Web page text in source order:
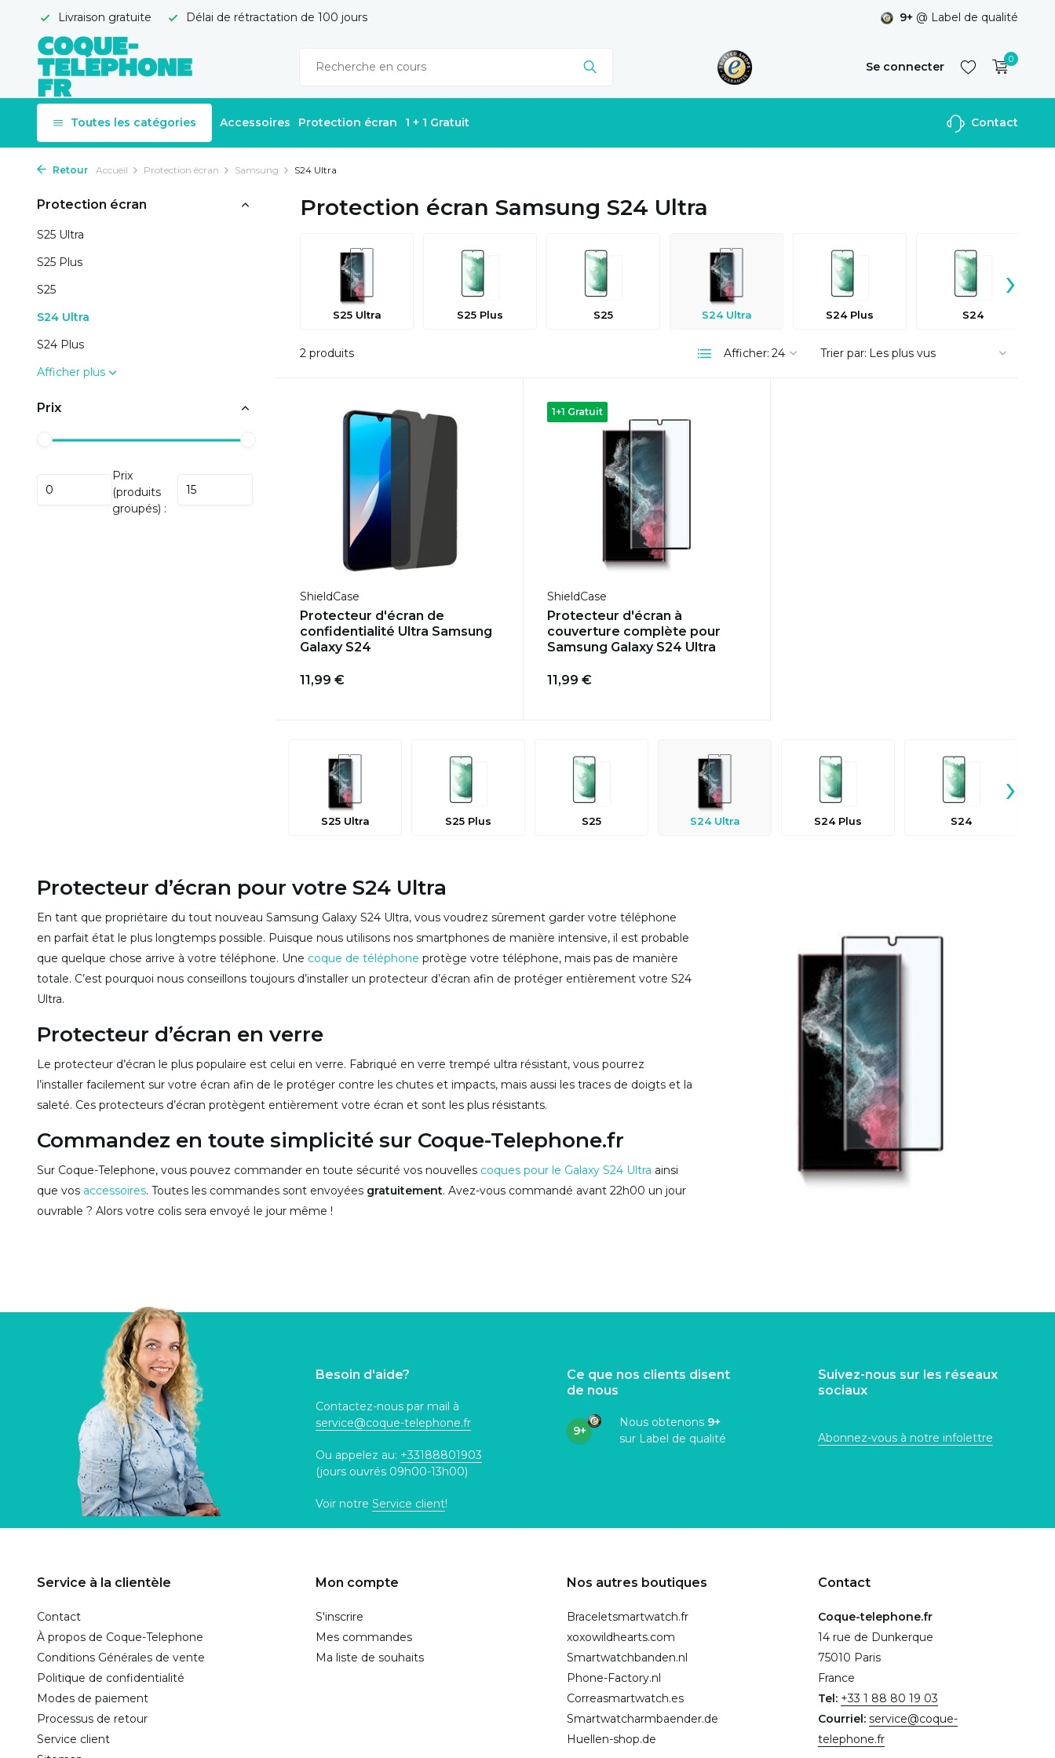
Livraison gratuite Délai de rétractation de 100 jours 9+ @ Label de qualité
Se connecter
S'inscrire
0
Toutes les catégories Accessoires Protection écran 1 + 1 Gratuit Contact
Retour Accueil Protection écran Samsung S24 Ultra
Protection écran
S25 Ultra
S25 Plus
S25
S24 Ultra
S24 Plus
Afficher plus
Prix
Prix
(produits
groupés) :
Protection écran Samsung S24 Ultra
S25 Ultra S25 Plus S25 S24 Ultra S24 Plus S24
›
2 produits Afficher: Trier par:
ShieldCase
Protecteur d'écran de
confidentialité Ultra Samsung
Galaxy S24
11,99 €
1+1 Gratuit
ShieldCase
Protecteur d'écran à
couverture complète pour
Samsung Galaxy S24 Ultra
11,99 €
S25 Ultra S25 Plus S25 S24 Ultra S24 Plus S24
›
Protecteur d’écran pour votre S24 Ultra
En tant que propriétaire du tout nouveau Samsung Galaxy S24 Ultra, vous voudrez sûrement garder votre téléphone
en parfait état le plus longtemps possible. Puisque nous utilisons nos smartphones de manière intensive, il est probable
que quelque chose arrive à votre téléphone. Une coque de téléphone protège votre téléphone, mais pas de manière
totale. C’est pourquoi nous conseillons toujours d’installer un protecteur d’écran afin de protéger entièrement votre S24
Ultra.
Protecteur d’écran en verre
Le protecteur d’écran le plus populaire est celui en verre. Fabriqué en verre trempé ultra résistant, vous pourrez
l’installer facilement sur votre écran afin de le protéger contre les chutes et impacts, mais aussi les traces de doigts et la
saleté. Ces protecteurs d’écran protègent entièrement votre écran et sont les plus résistants.
Commandez en toute simplicité sur Coque-Telephone.fr
Sur Coque-Telephone, vous pouvez commander en toute sécurité vos nouvelles coques pour le Galaxy S24 Ultra ainsi
que vos accessoires. Toutes les commandes sont envoyées gratuitement. Avez-vous commandé avant 22h00 un jour
ouvrable ? Alors votre colis sera envoyé le jour même !
Besoin d'aide?
Contactez-nous par mail à
service@coque-telephone.fr
Ou appelez au: +33188801903
(jours ouvrés 09h00-13h00)
Voir notre Service client!
Ce que nos clients disent
de nous
9+
Nous obtenons 9+
sur Label de qualité
Suivez-nous sur les réseaux
sociaux
Abonnez-vous à notre infolettre
Service à la clientèle
Contact
À propos de Coque-Telephone
Conditions Générales de vente
Politique de confidentialité
Modes de paiement
Processus de retour
Service client
Mon compte
S'inscrire
Mes commandes
Ma liste de souhaits
Nos autres boutiques
Braceletsmartwatch.fr
xoxowildhearts.com
Smartwatchbanden.nl
Phone-Factory.nl
Correasmartwatch.es
Smartwatcharmbaender.de
Huellen-shop.de
Contact
Coque-telephone.fr
14 rue de Dunkerque
75010 Paris
France
Tel: +33 1 88 80 19 03
Courriel: service@coque-
telephone.fr